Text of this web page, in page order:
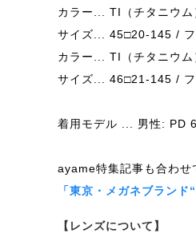
カラー... TI（チタニウム
サイズ... 45□20-145 /
カラー... TI（チタニウム
サイズ... 46□21-145 /
着用モデル ... 男性: PD
ayame特集記事も合わせ
「東京・メガネブラン
【レンズについて】